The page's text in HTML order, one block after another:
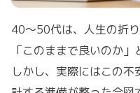
40～50代は、人生の折
「このままで良いのか」
しかし、実際にはこの不